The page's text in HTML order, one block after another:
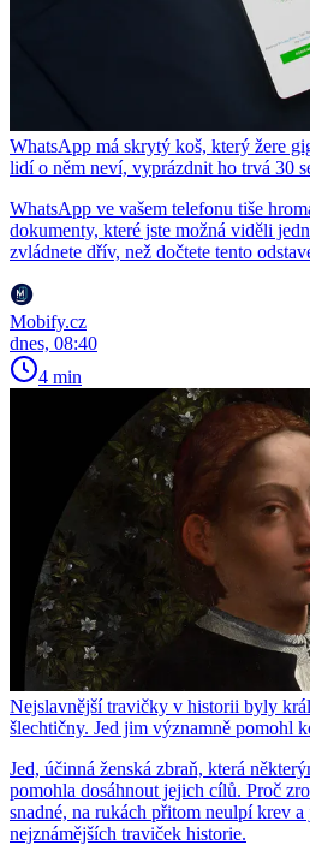
WhatsApp má skrytý koš, který žere
lidí o něm neví, vyprázdnit ho trvá 30
WhatsApp ve vašem telefonu tiše
dokumenty, které jste možná viděli
zvládnete dřív, než dočtete tento
Mobify.cz
dnes, 08:40
4 min
Nejslavnější travičky v historii byly
šlechtičny. Jed jim významně pomohl
Jed, účinná ženská zbraň, která
pomohla dosáhnout jejich cílů. Proč
snadné, na rukách přitom neulpí krev
nejznámějších traviček historie.